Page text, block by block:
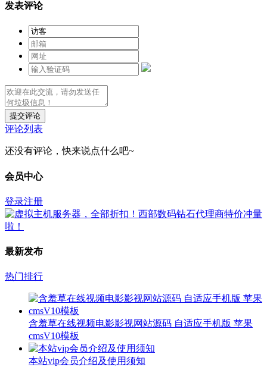
发表评论
提交评论
评论列表
还没有评论，快来说点什么吧~
会员中心
登录注册
最新发布
热门排行
含羞草在线视频电影影视网站源码 自适应手机版 苹果
cmsV10模板
本站vip会员介绍及使用须知